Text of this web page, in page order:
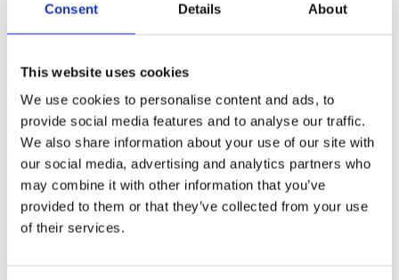
Consent Details About
This website uses cookies
We use cookies to personalise content and ads, to
provide social media features and to analyse our traffic.
We also share information about your use of our site with
our social media, advertising and analytics partners who
may combine it with other information that you’ve
provided to them or that they’ve collected from your use
of their services.
165L
1750L
175L
1800L
Phone:+45 81 77 02 50
EMA
Om os
Politikker
Købsbetingelser
STOLT MEDLEM AF